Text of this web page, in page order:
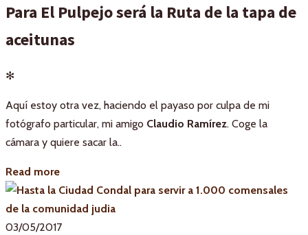
Para El Pulpejo será la Ruta de la tapa de
aceitunas
✻
Aquí estoy otra vez, haciendo el payaso por culpa de mi
fotógrafo particular, mi amigo Claudio Ramírez. Coge la
cámara y quiere sacar la..
Read more
03/05/2017